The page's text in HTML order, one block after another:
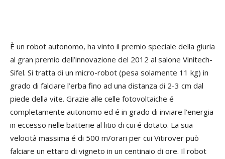
È un robot autonomo, ha vinto il premio speciale della giuria
al gran premio dell’innovazione del 2012 al salone Vinitech-
Sifel. Si tratta di un micro-robot (pesa solamente 11 kg) in
grado di falciare l’erba fino ad una distanza di 2-3 cm dal
piede della vite. Grazie alle celle fotovoltaiche é
completamente autonomo ed é in grado di inviare l’energia
in eccesso nelle batterie al litio di cui é dotato. La sua
velocità massima é di 500 m/orari per cui Vitirover può
falciare un ettaro di vigneto in un centinaio di ore. Il robot